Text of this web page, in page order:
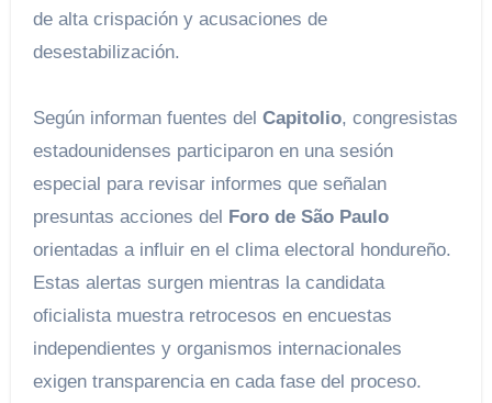
de alta crispación y acusaciones de
desestabilización.
Según informan fuentes del Capitolio, congresistas
estadounidenses participaron en una sesión
especial para revisar informes que señalan
presuntas acciones del Foro de São Paulo
orientadas a influir en el clima electoral hondureño.
Estas alertas surgen mientras la candidata
oficialista muestra retrocesos en encuestas
independientes y organismos internacionales
exigen transparencia en cada fase del proceso.